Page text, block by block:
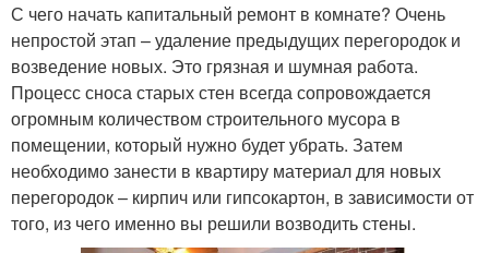
С чего начать капитальный ремонт в комнате? Очень
непростой этап – удаление предыдущих перегородок и
возведение новых. Это грязная и шумная работа.
Процесс сноса старых стен всегда сопровождается
огромным количеством строительного мусора в
помещении, который нужно будет убрать. Затем
необходимо занести в квартиру материал для новых
перегородок – кирпич или гипсокартон, в зависимости от
того, из чего именно вы решили возводить стены.